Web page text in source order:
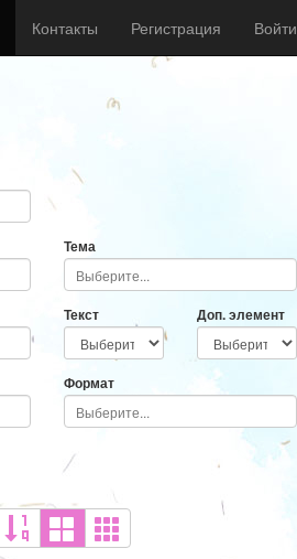
Контакты Регистрация Войти
Тема
Текст Доп. элемент
Формат